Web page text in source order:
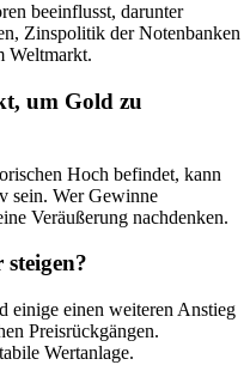
beeinflusst, darunter
Zinspolitik der Notenbanken
Weltmarkt.
um Gold zu
Hoch befindet, kann
sein. Wer Gewinne
Veräußerung nachdenken.
einige einen weiteren Anstieg
Preisrückgängen.
Wertanlage.